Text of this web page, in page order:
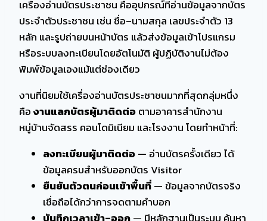
เครื่องอ่านบัตรประชาชน คืออุปกรณ์ที่อ่านข้อมูลจากบัตร
ประจำตัวประชาชน เช่น ชื่อ–นามสกุล เลขประจำตัว 13
หลัก และรูปถ่ายบนหน้าบัตร แล้วส่งข้อมูลเข้าโปรแกรม
หรือระบบลงทะเบียนโดยอัตโนมัติ ผู้ปฏิบัติงานไม่ต้อง
พิมพ์ข้อมูลเองแม้แต่ช่องเดียว
งานที่นิยมใช้เครื่องอ่านบัตรประชาชนมากที่สุดกลุ่มหนึ่ง
คืองานแลกบัตรผู้มาติดต่อตามอาคารสำนักงาน
หมู่บ้านจัดสรร คอนโดมิเนียม และโรงงาน โดยทำหน้าที่:
ลงทะเบียนผู้มาติดต่อ— อ่านบัตรครั้งเดียว ได้
ข้อมูลครบสำหรับออกบัตร Visitor
ยืนยันตัวตนก่อนเข้าพื้นที่— ข้อมูลจากบัตรจริง
เชื่อถือได้กว่าการจดตามคำบอก